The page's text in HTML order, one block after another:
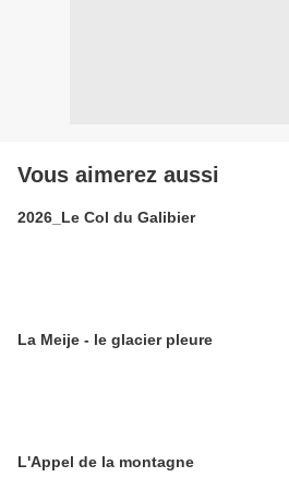
Vous aimerez aussi
2026_Le Col du Galibier
La Meije - le glacier pleure
L'Appel de la montagne